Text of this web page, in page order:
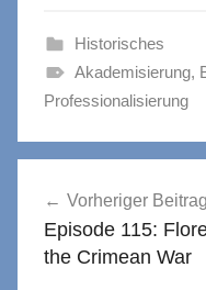
Historisches
Akademisierung,
Professionalisierung
Vorheriger Beitrag
Episode 115:
the Crimean War